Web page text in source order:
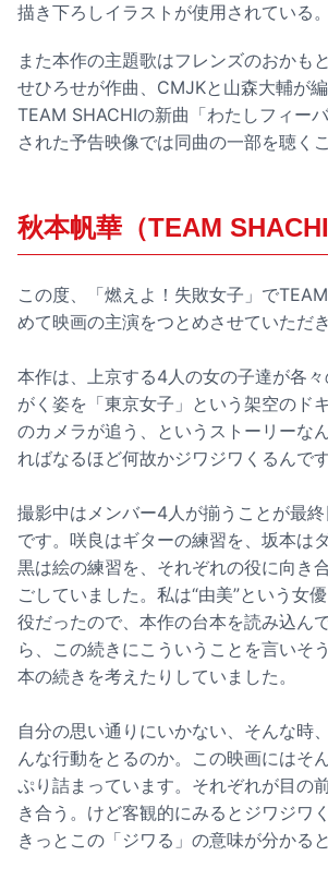
描き下ろしイラストが使用されている。
また本作の主題歌はフレンズのおかも
せひろせが作曲、CMJKと山森大輔が
TEAM SHACHIの新曲「わたしフィー
された予告映像では同曲の一部を聴く
秋本帆華（TEAM
この度、「燃えよ！失敗女子」で
めて映画の主演をつとめさせていただ
本作は、上京する4人の女の子達が各
がく姿を「東京女子」という架空のド
のカメラが追う、というストーリーな
ればなるほど何故かジワジワくるんです
撮影中はメンバー4人が揃うことが最
です。咲良はギターの練習を、坂本は
黒は絵の練習を、それぞれの役に向き
ごしていました。私は“由美”という女
役だったので、本作の台本を読み込ん
ら、この続きにこういうことを言いそ
本の続きを考えたりしていました。
自分の思い通りにいかない、そんな時
んな行動をとるのか。この映画にはそ
ぷり詰まっています。それぞれが目の
き合う。けど客観的にみるとジワジワ
きっとこの「ジワる」の意味が分かる